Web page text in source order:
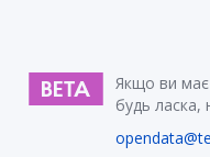
Якщо ви
будь ласка,